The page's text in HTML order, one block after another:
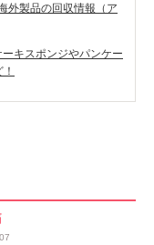
外製品の回収情報（ア
キスポンジやパンケー